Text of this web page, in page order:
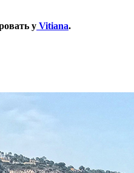
у Vitiana.